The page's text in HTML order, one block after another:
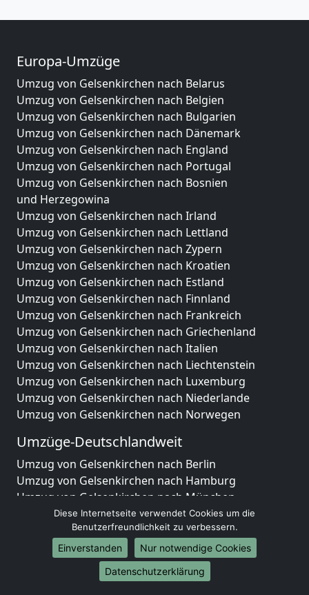
Europa-Umzüge
Umzug von Gelsenkirchen nach Belarus
Umzug von Gelsenkirchen nach Belgien
Umzug von Gelsenkirchen nach Bulgarien
Umzug von Gelsenkirchen nach Dänemark
Umzug von Gelsenkirchen nach England
Umzug von Gelsenkirchen nach Portugal
Umzug von Gelsenkirchen nach Bosnien
und Herzegowina
Umzug von Gelsenkirchen nach Irland
Umzug von Gelsenkirchen nach Lettland
Umzug von Gelsenkirchen nach Zypern
Umzug von Gelsenkirchen nach Kroatien
Umzug von Gelsenkirchen nach Estland
Umzug von Gelsenkirchen nach Finnland
Umzug von Gelsenkirchen nach Frankreich
Umzug von Gelsenkirchen nach Griechenland
Umzug von Gelsenkirchen nach Italien
Umzug von Gelsenkirchen nach Liechtenstein
Umzug von Gelsenkirchen nach Luxemburg
Umzug von Gelsenkirchen nach Niederlande
Umzug von Gelsenkirchen nach Norwegen
Umzüge-Deutschlandweit
Umzug von Gelsenkirchen nach Berlin
Umzug von Gelsenkirchen nach Hamburg
Umzug von Gelsenkirchen nach München
Umzug von Gelsenkirchen nach Köln
Umzug von Gelsenkirchen nach Frankfurt am Main
Umzug von Gelsenkirchen nach Stuttgart
Umzug von Gelsenkirchen nach Düsseldorf
Umzug von Gelsenkirchen nach Leipzig
Diese Internetseite verwendet Cookies um die
Benutzerfreundlichkeit zu verbessern.
Einverstanden
Nur notwendige Cookies
Datenschutzerklärung